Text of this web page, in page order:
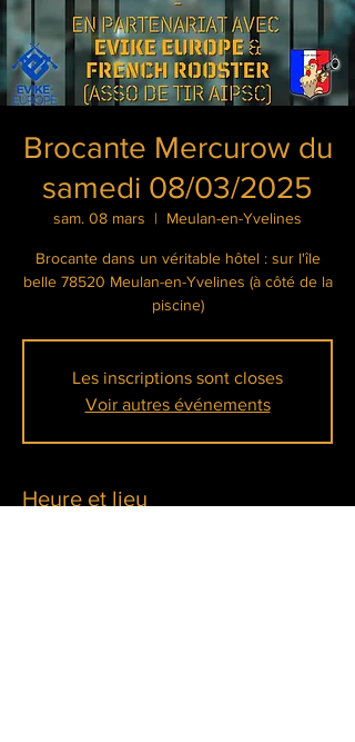
Brocante Mercurow du
samedi 08/03/2025
sam. 08 mars
  |
Meulan-en-Yvelines
Brocante dans un véritable hôtel : sur l'île
belle 78520 Meulan-en-Yvelines (à côté de la
piscine)
Les inscriptions sont closes
Voir autres événements
Heure et lieu